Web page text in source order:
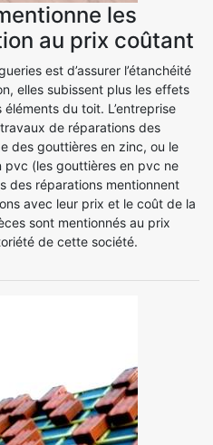
les
au prix coûtant
est d’assurer l’étanchéité
elles subissent plus les effets
du toit. L’entreprise
de réparations des
des gouttières en zinc, ou le
(les gouttières en pvc ne
des réparations mentionnent
avec leur prix et le coût de la
sont mentionnés au prix
de cette société.